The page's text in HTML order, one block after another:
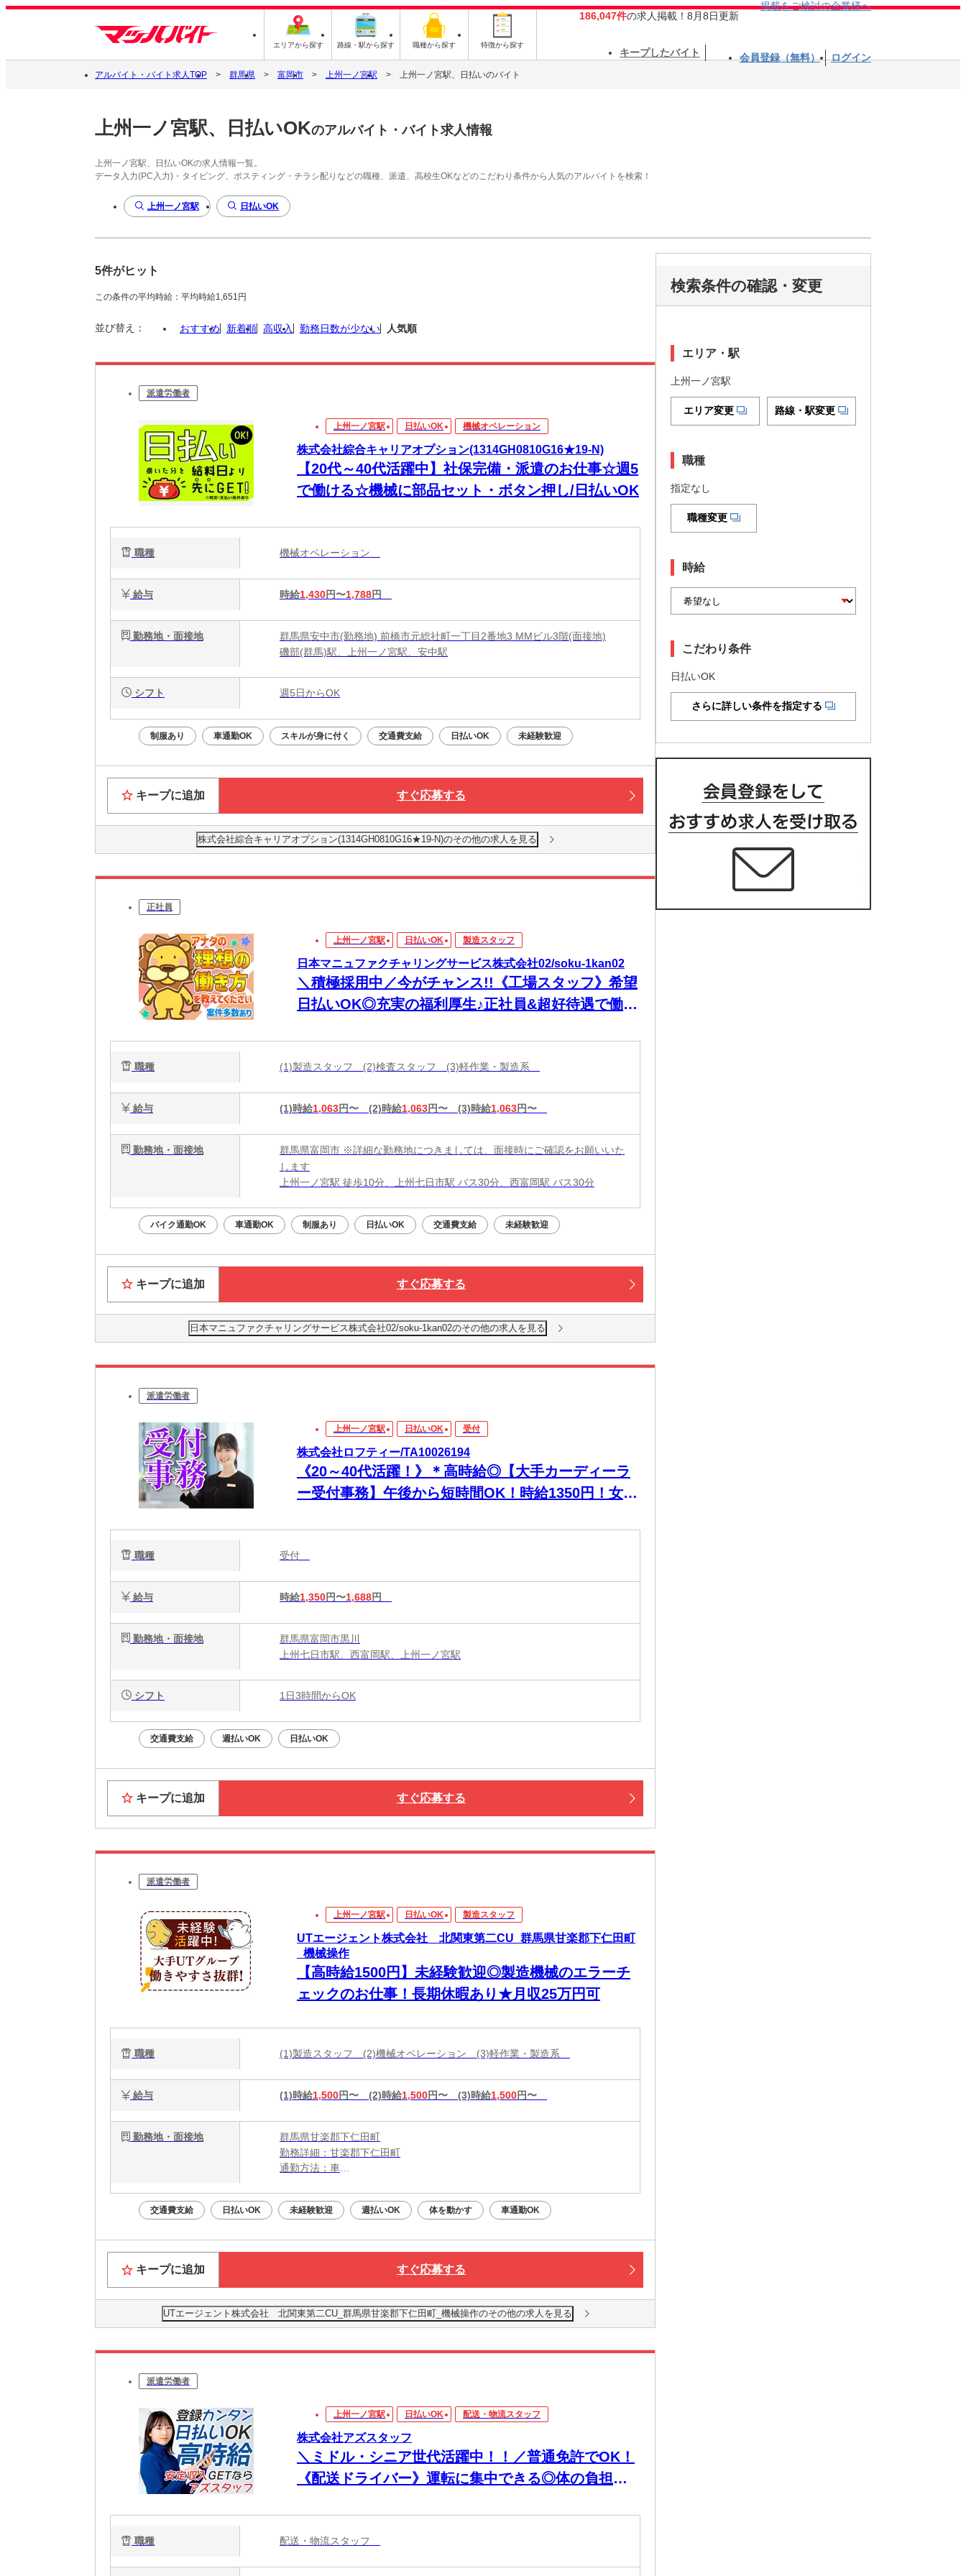
エリアから探す 路線・駅から探す 職種から探す 特徴から探す
186,047件の求人掲載！8月8日更新
掲載をご検討の企業様へ
キープしたバイト 会員登録（無料） ログイン
アルバイト・バイト求人TOP 群馬県 富岡市 上州一ノ宮駅 上州一ノ宮駅、日払いのバイト
上州一ノ宮駅、日払いOKのアルバイト・バイト求人情報
上州一ノ宮駅、日払いOKの求人情報一覧。
データ入力(PC入力)・タイピング、ポスティング・チラシ配りなどの職種、派遣、高校生OKなどのこだわり条件から人気のアルバイトを検索！
上州一ノ宮駅 日払いOK
5件がヒット
この条件の平均時給：平均時給1,651円
並び替え： おすすめ 新着順 高収入 勤務日数が少ない 人気順
派遣労働者
上州一ノ宮駅 日払いOK 機械オペレーション
株式会社綜合キャリアオプション(1314GH0810G16★19-N)
【20代～40代活躍中】社保完備・派遣のお仕事☆週5
で働ける☆機械に部品セット・ボタン押し/日払いOK
職種 機械オペレーション
給与 時給1,430円〜1,788円
勤務地・面接地
群馬県安中市(勤務地) 前橋市元総社町一丁目2番地3 MMビル3階(面接地)
磯部(群馬)駅、上州一ノ宮駅、安中駅
シフト 週5日からOK
制服あり 車通勤OK スキルが身に付く 交通費支給 日払いOK 未経験歓迎
キープに追加 すぐ応募する
株式会社綜合キャリアオプション(1314GH0810G16★19-N)のその他の求人を見る
正社員
上州一ノ宮駅 日払いOK 製造スタッフ
日本マニュファクチャリングサービス株式会社02/soku-1kan02
＼積極採用中／今がチャンス!!《工場スタッフ》希望
日払いOK◎充実の福利厚生♪正社員&超好待遇で働く
職種 (1)製造スタッフ (2)検査スタッフ (3)軽作業・製造系
給与 (1)時給1,063円〜 (2)時給1,063円〜 (3)時給1,063円〜
勤務地・面接地
群馬県富岡市 ※詳細な勤務地につきましては、面接時にご確認をお願いいた
します
上州一ノ宮駅 徒歩10分、上州七日市駅 バス30分、西富岡駅 バス30分
バイク通勤OK 車通勤OK 制服あり 日払いOK 交通費支給 未経験歓迎
キープに追加 すぐ応募する
日本マニュファクチャリングサービス株式会社02/soku-1kan02のその他の求人を見る
派遣労働者
上州一ノ宮駅 日払いOK 受付
株式会社ロフティー/TA10026194
《20～40代活躍！》＊高時給◎【大手カーディーラ
ー受付事務】午後から短時間OK！時給1350円！女性
職種 受付
給与 時給1,350円〜1,688円
勤務地・面接地
群馬県富岡市黒川
上州七日市駅、西富岡駅、上州一ノ宮駅
シフト 1日3時間からOK
交通費支給 週払いOK 日払いOK
キープに追加 すぐ応募する
派遣労働者
上州一ノ宮駅 日払いOK 製造スタッフ
UTエージェント株式会社 北関東第二CU_群馬県甘楽郡下仁田町
_機械操作
【高時給1500円】未経験歓迎◎製造機械のエラーチ
ェックのお仕事！長期休暇あり★月収25万円可
職種 (1)製造スタッフ (2)機械オペレーション (3)軽作業・製造系
給与 (1)時給1,500円〜 (2)時給1,500円〜 (3)時給1,500円〜
勤務地・面接地
群馬県甘楽郡下仁田町
勤務詳細：甘楽郡下仁田町
通勤方法：車
※構内の（無料）駐車場利用OK
交通費支給 日払いOK 未経験歓迎 週払いOK 体を動かす 車通勤OK
キープに追加 すぐ応募する
UTエージェント株式会社 北関東第二CU_群馬県甘楽郡下仁田町_機械操作のその他の求人を見る
派遣労働者
上州一ノ宮駅 日払いOK 配送・物流スタッフ
株式会社アズスタッフ
＼ミドル・シニア世代活躍中！！／普通免許でOK！
《配送ドライバー》運転に集中できる◎体の負担は
職種 配送・物流スタッフ
検索条件の確認・変更
エリア・駅
上州一ノ宮駅
エリア変更 路線・駅変更
職種
指定なし
職種変更
時給
こだわり条件
日払いOK
さらに詳しい条件を指定する